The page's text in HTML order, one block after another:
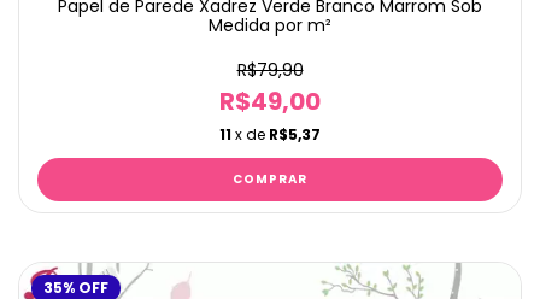
Papel de Parede Xadrez Verde Branco Marrom Sob
Medida por m²
R$79,90
R$49,00
11x de R$5,37
35% OFF